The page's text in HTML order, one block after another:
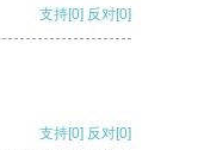
支持[0] 反对[0]
支持[0] 反对[0]